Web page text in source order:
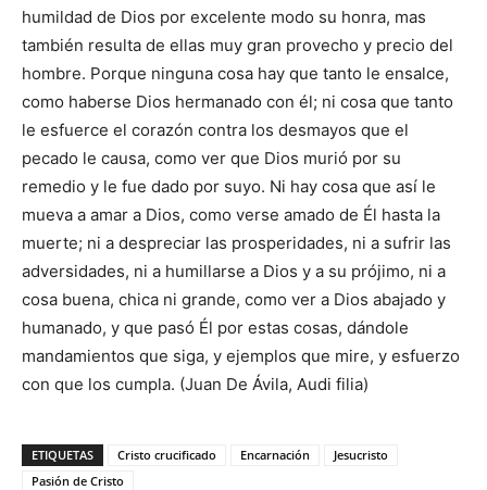
humildad de Dios por excelente modo su honra, mas
también resulta de ellas muy gran provecho y precio del
hombre. Porque ninguna cosa hay que tanto le ensalce,
como haberse Dios hermanado con él; ni cosa que tanto
le esfuerce el corazón contra los desmayos que el
pecado le causa, como ver que Dios murió por su
remedio y le fue dado por suyo. Ni hay cosa que así le
mueva a amar a Dios, como verse amado de Él hasta la
muerte; ni a despreciar las prosperidades, ni a sufrir las
adversidades, ni a humillarse a Dios y a su prójimo, ni a
cosa buena, chica ni grande, como ver a Dios abajado y
humanado, y que pasó Él por estas cosas, dándole
mandamientos que siga, y ejemplos que mire, y esfuerzo
con que los cumpla. (Juan De Ávila, Audi filia)
ETIQUETAS Cristo crucificado Encarnación
Jesucristo
Pasión de Cristo